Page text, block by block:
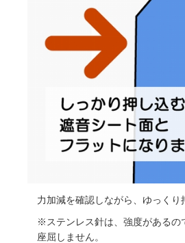
力加減を確認しながら、ゆっくり
※ステンレス針は、強度があるの
座屈しません。